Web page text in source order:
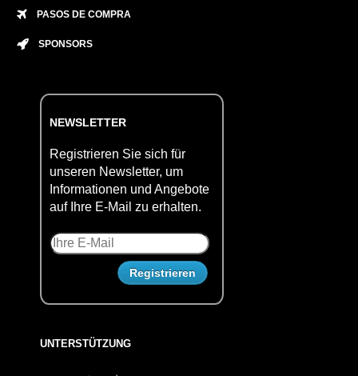
PASOS DE COMPRA
SPONSORS
NEWSLETTER
Registrieren Sie sich für
unseren Newsletter, um
Informationen und Angebote
auf Ihre E-Mail zu erhalten.
UNTERSTÜTZUNG